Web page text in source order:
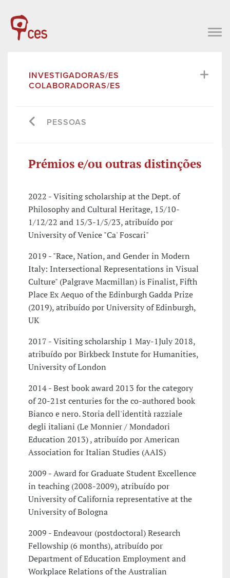
INVESTIGADORAS/ES
COLABORADORAS/ES
PESSOAS
Prémios e/ou outras distinções
2022 - Visiting scholarship at the Dept. of
Philosophy and Cultural Heritage, 15/10-
1/12/22 and 15/3-1/5/23, atribuído por
University of Venice "Ca' Foscari"
2019 - "Race, Nation, and Gender in Modern
Italy: Intersectional Representations in Visual
Culture" (Palgrave Macmillan) is Finalist, Fifth
Place Ex Aequo of the Edinburgh Gadda Prize
(2019), atribuído por University of Edinburgh,
UK
2017 - Visiting scholarship 1 May-1July 2018,
atribuído por Birkbeck Instute for Humanities,
University of London
2014 - Best book award 2013 for the category
of 20-21st centuries for the co-authored book
Bianco e nero. Storia dell'identità razziale
degli italiani (Le Monnier / Mondadori
Education 2013) , atribuído por American
Association for Italian Studies (AAIS)
2009 - Award for Graduate Student Excellence
in teaching (2008-2009), atribuído por
University of California representative at the
University of Bologna
2009 - Endeavour (postdoctoral) Research
Fellowship (6 months), atribuído por
Department of Education Employment and
Workplace Relations of the Australian